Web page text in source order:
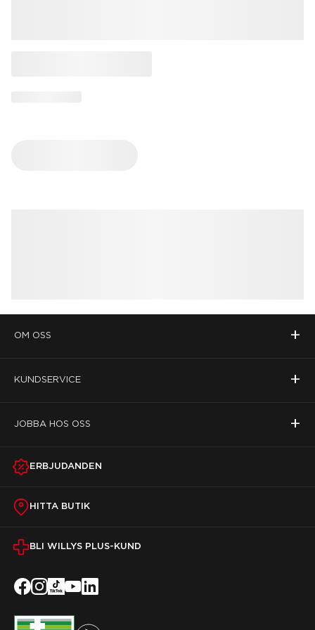
OM OSS +
KUNDSERVICE +
JOBBA HOS OSS +
ERBJUDANDEN
HITTA BUTIK
BLI WILLYS PLUS-KUND